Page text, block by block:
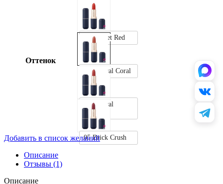
Оттенок
02 Scarlet Red
03 Natural Coral
04 Natural
Cherry
05 Brick Crush
Добавить в список желаний
Описание
Отзывы (1)
Описание